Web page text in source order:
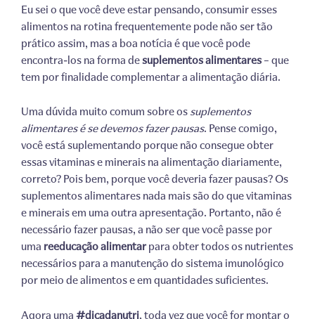
Eu sei o que você deve estar pensando, consumir esses
alimentos na rotina frequentemente pode não ser tão
prático assim, mas a boa notícia é que você pode
encontra-los na forma desuplementos alimentares– que
tem por finalidade complementar a alimentação diária.
Uma dúvida muito comum sobre ossuplementos
alimentares é se devemos fazer pausas. Pense comigo,
você está suplementando porque não consegue obter
essas vitaminas e minerais na alimentação diariamente,
correto? Pois bem, porque você deveria fazer pausas? Os
suplementos alimentares nada mais são do que vitaminas
e minerais em uma outra apresentação. Portanto, não é
necessário fazer pausas, a não ser que você passe por
uma reeducação alimentarpara obter todos os nutrientes
necessários para a manutenção do sistema imunológico
por meio de alimentos e em quantidades suficientes.
Agora uma#dicadanutri, toda vez que você for montar o